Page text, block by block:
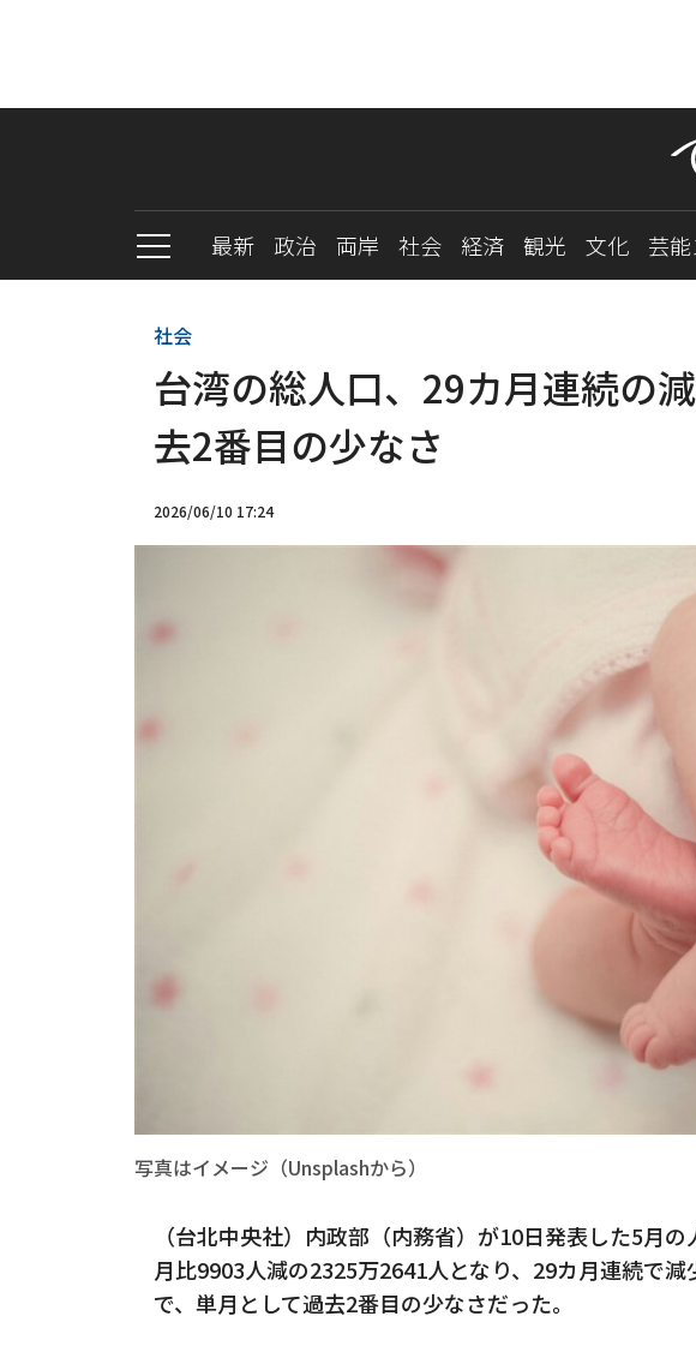
最新 政治 両岸 社会 経済 観光 文化 芸
社会
台湾の総人口、29カ月連続の
去2番目の少なさ
2026/06/10 17:24
写真はイメージ（Unsplashから）
（台北中央社）内政部（内務省）が10日発表した5月
月比9903人減の2325万2641人となり、29カ月連続で
で、単月として過去2番目の少なさだった。